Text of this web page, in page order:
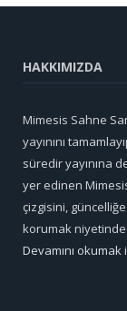
HAKKIMIZDA
Mimesis Sahne
yayınını
süredir yayınına
yer edinen
çizgisini,
korumak
Devamını okumak